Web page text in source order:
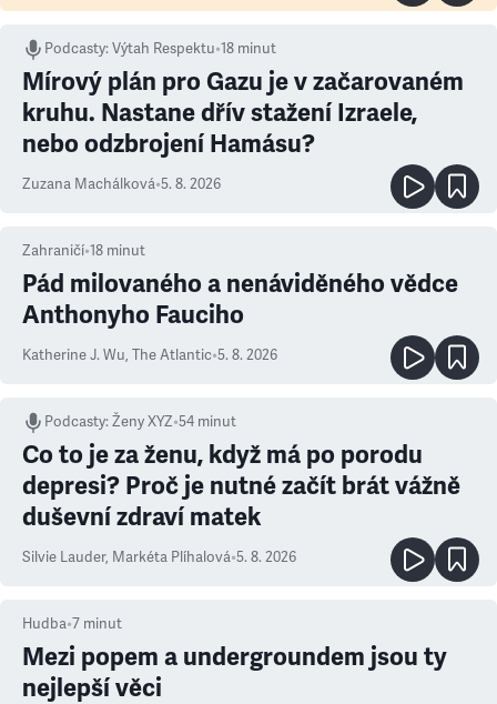
Podcasty:Výtah Respektu•18 minut
Mírový plán pro Gazu je v začarovaném
kruhu. Nastane dřív stažení Izraele,
nebo odzbrojení Hamásu?
Zuzana Machálková•5. 8. 2026
Zahraničí•18 minut
Pád milovaného a nenáviděného vědce
Anthonyho Fauciho
Katherine J. Wu, The Atlantic•5. 8. 2026
Podcasty:Ženy XYZ•54 minut
Co to je za ženu, když má po porodu
depresi? Proč je nutné začít brát vážně
duševní zdraví matek
Silvie Lauder, Markéta Plíhalová•5. 8. 2026
Hudba•7 minut
Mezi popem a undergroundem jsou ty
nejlepší věci